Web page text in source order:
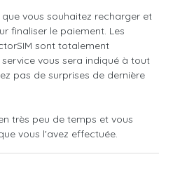
vous souhaitez recharger et
finaliser le paiement. Les
sont totalement
vous sera indiqué à tout
pas de surprises de dernière
très peu de temps et vous
vous l'avez effectuée.